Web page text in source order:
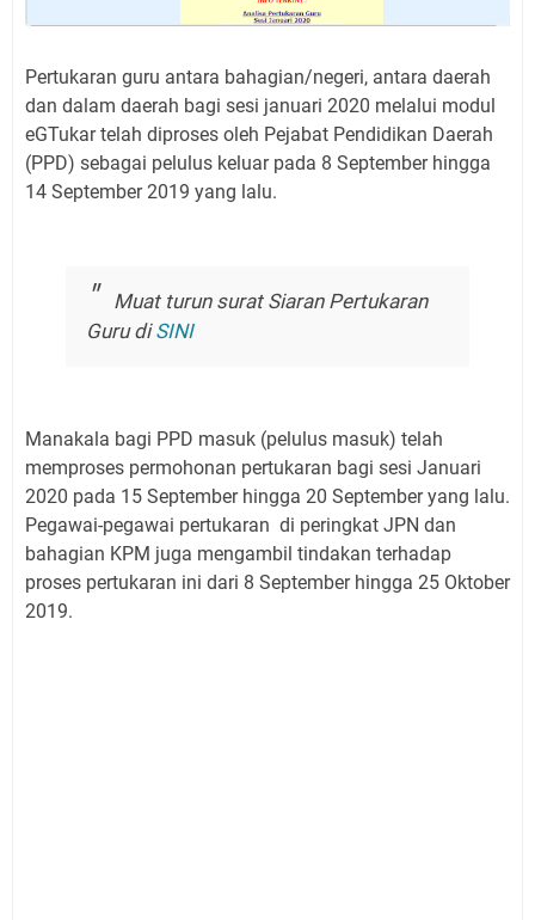
Pertukaran guru antara bahagian/negeri, antara daerah
dan dalam daerah bagi sesi januari 2020 melalui modul
eGTukar telah diproses oleh Pejabat Pendidikan Daerah
(PPD) sebagai pelulus keluar pada 8 September hingga
14 September 2019 yang lalu.
Muat turun surat Siaran Pertukaran
Guru diSINI
Manakala bagi PPD masuk (pelulus masuk) telah
memproses permohonan pertukaran bagi sesi Januari
2020 pada 15 September hingga 20 September yang lalu.
Pegawai-pegawai pertukaran di peringkat JPN dan
bahagian KPM juga mengambil tindakan terhadap
proses pertukaran ini dari 8 September hingga 25 Oktober
2019.